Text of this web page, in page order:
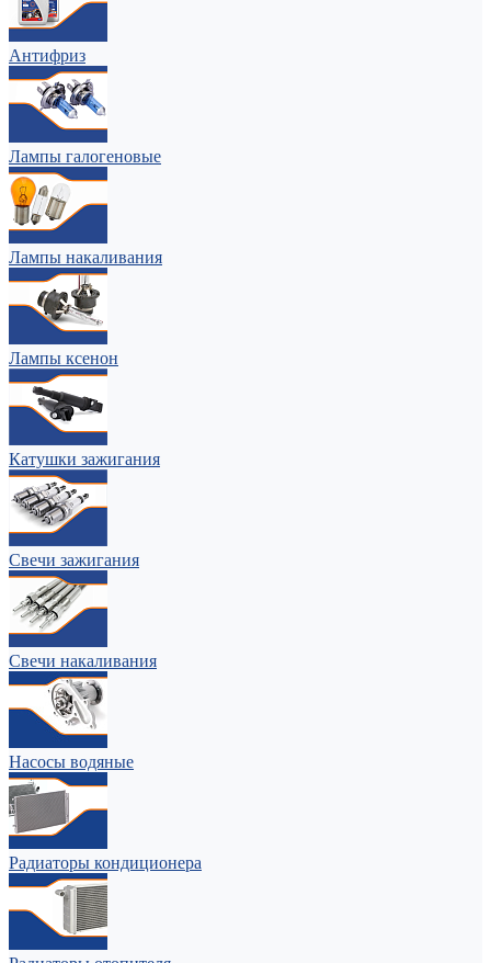
Антифриз
Лампы галогеновые
Лампы накаливания
Лампы ксенон
Катушки зажигания
Свечи зажигания
Свечи накаливания
Насосы водяные
Радиаторы кондиционера